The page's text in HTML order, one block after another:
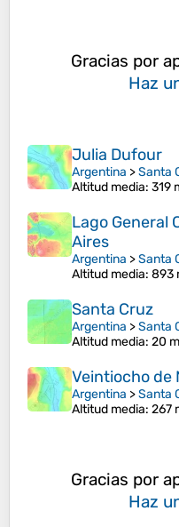
Gracias por
Haz
Julia Dufour
Argentina >Santa
Altitud media: 319
Lago General
Aires
Argentina >Santa
Altitud media: 893
Santa Cruz
Argentina >Santa
Altitud media: 20 m
Veintiocho de
Argentina >Santa
Altitud media: 267
Gracias por
Haz